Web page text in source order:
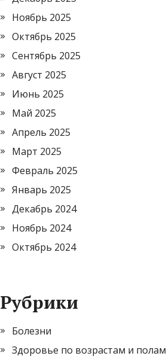
Ноябрь 2025
Октябрь 2025
Сентябрь 2025
Август 2025
Июнь 2025
Май 2025
Апрель 2025
Март 2025
Февраль 2025
Январь 2025
Декабрь 2024
Ноябрь 2024
Октябрь 2024
Рубрики
Болезни
Здоровье по возрастам и полам